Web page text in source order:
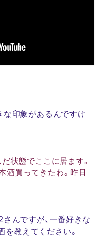
印象があるんですけ
状態でここに居ます。
酒買ってきたわ。昨日
んですが、一番好きな
を教えてください。